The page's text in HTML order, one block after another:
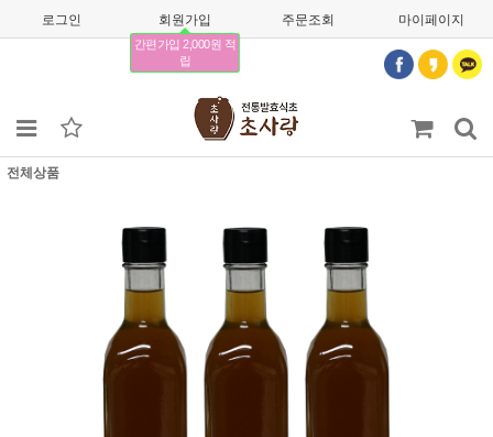
로그인 회원가입
간편가입 2,000원 적
립
주문조회 마이페이지
전체상품